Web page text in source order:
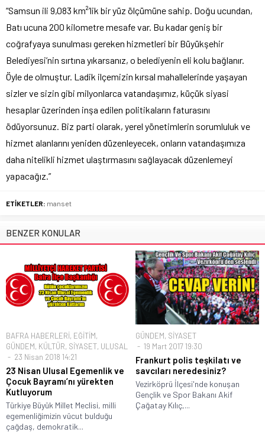
“Samsun ili 9,083 km²’lik bir yüz ölçümüne sahip. Doğu ucundan,
Batı ucuna 200 kilometre mesafe var. Bu kadar geniş bir
coğrafyaya sunulması gereken hizmetleri bir Büyükşehir
Belediyesi’nin sırtına yıkarsanız, o belediyenin eli kolu bağlanır.
Öyle de olmuştur. Ladik ilçemizin kırsal mahallelerinde yaşayan
sizler ve sizin gibi milyonlarca vatandaşımız, küçük siyasi
hesaplar üzerinden inşa edilen politikaların faturasını
ödüyorsunuz. Biz parti olarak, yerel yönetimlerin sorumluluk ve
hizmet alanlarını yeniden düzenleyecek, onların vatandaşımıza
daha nitelikli hizmet ulaştırmasını sağlayacak düzenlemeyi
yapacağız.”
ETİKETLER: manset
BENZER KONULAR
BAFRA HABERLERİ, EĞİTİM,
GÜNDEM, KÜLTÜR, SİYASET, ULUSAL
23 Nisan 2018 14:21
23 Nisan Ulusal Egemenlik ve
Çocuk Bayramı’nı yürekten
Kutluyorum
Türkiye Büyük Millet Meclisi, milli
egemenliğimizin vücut bulduğu
çağdaş, demokratik...
GÜNDEM, SİYASET
19 Mart 2017 19:30
Frankurt polis teşkilatı ve
savcıları neredesiniz?
Vezirköprü İlçesi'nde konuşan
Gençlik ve Spor Bakanı Akif
Çağatay Kılıç,...